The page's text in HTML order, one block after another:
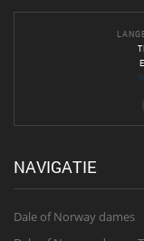
NAVIGATIE
Dale of Norway dames